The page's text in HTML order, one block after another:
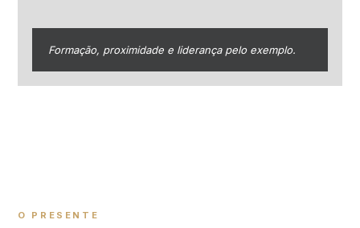
Formação, proximidade e liderança pelo exemplo.
O PRESENTE